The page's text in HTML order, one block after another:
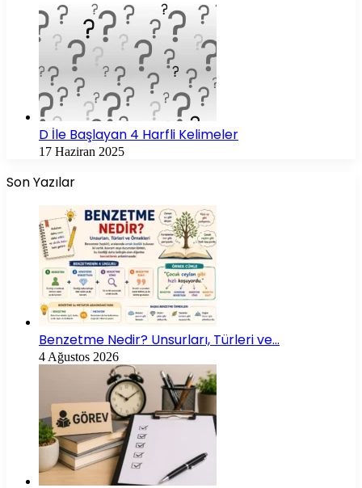
D İle Başlayan 4 Harfli Kelimeler
17 Haziran 2025
Son Yazılar
Benzetme Nedir? Unsurları, Türleri ve…
4 Ağustos 2026